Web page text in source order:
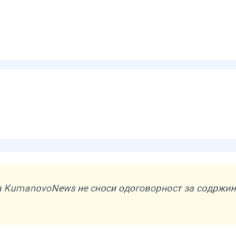
не сноси одоговорност за